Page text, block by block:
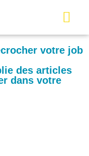
votre job
des articles
dans votre